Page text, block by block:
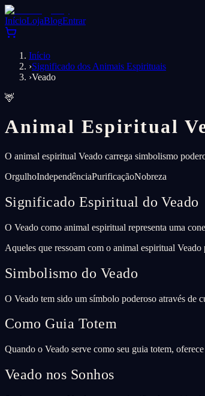
InícioLojaBlogEntrar
Início
›Significado dos Animais Espirituais
›Veado
🦌
Animal Espiritual
O animal espiritual Veado carrega simbolismo
OrgulhoIndependênciaPurificaçãoNobreza
Significado Espiritual do Veado
O Veado como animal espiritual representa uma
Aqueles que ressoam com o animal espiritual
Simbolismo do Veado
O Veado tem sido um símbolo poderoso através de
Como Guia Totem
Quando o Veado serve como seu guia totem,
Veado nos Sonhos